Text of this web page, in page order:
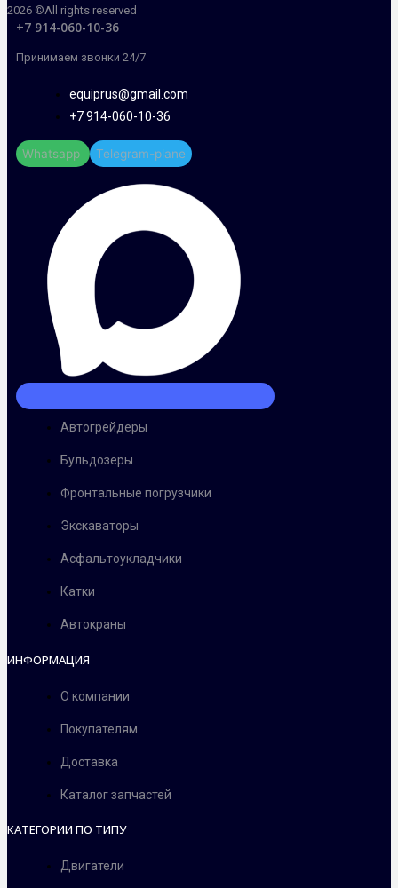
2026 ©All rights reserved
+7 914-060-10-36
Принимаем звонки 24/7
equiprus@gmail.com
+7 914-060-10-36
Whatsapp Telegram-plane
Автогрейдеры
Бульдозеры
Фронтальные погрузчики
Экскаваторы
Асфальтоукладчики
Катки
Автокраны
ИНФОРМАЦИЯ
О компании
Покупателям
Доставка
Каталог запчастей
КАТЕГОРИИ ПО ТИПУ
Двигатели